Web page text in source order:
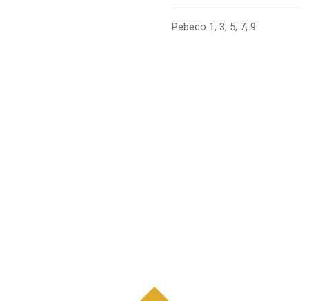
Pebeco 1, 3, 5, 7, 9